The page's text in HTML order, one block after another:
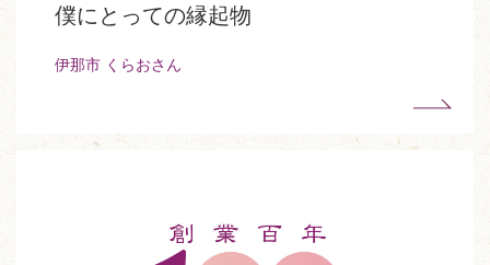
僕にとっての縁起物
伊那市 くらおさん